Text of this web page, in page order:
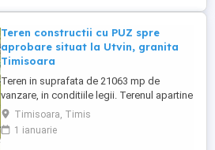
Teren constructii cu PUZ spre
aprobare situat la Utvin, granita
Timisoara
Teren in suprafata de 21063 mp de
vanzare, in conditiile legii. Terenul apartine
unei societati comerciale iar la vanzarea
catre o alta societate comerciala se aplica
regimul taxarii inverse. Are front la strada
Timisoara, Timis
1 ianuarie